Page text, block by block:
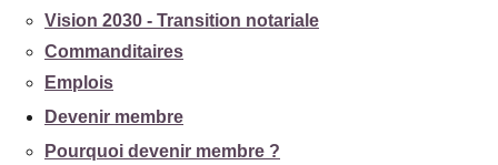
Vision 2030 - Transition notariale
Commanditaires
Emplois
Devenir membre
Pourquoi devenir membre ?